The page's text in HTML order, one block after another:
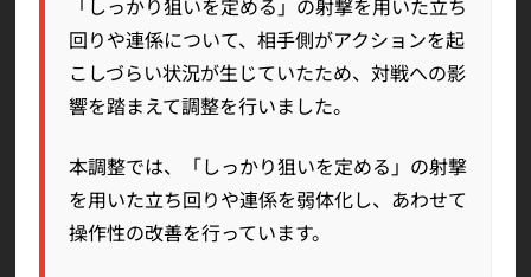
回りや連係について、相手側がアクションを起
こしづらい状況が生じていたため、対戦への影
響を踏まえて調整を行いました。
本調整では、「しっかり狙いを定める」の射撃
を用いた立ち回りや連係を弱体化し、あわせて
操作性の改善を行っています。